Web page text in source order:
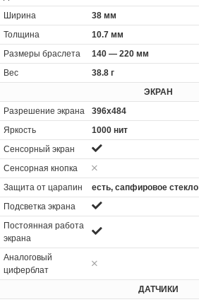
Ширина
38 мм
Толщина
10.7 мм
Размеры браслета
140 — 220 мм
Вес
38.8 г
ЭКРАН
Разрешение экрана
396x484
Яркость
1000 нит
Сенсорный экран
Сенсорная кнопка
Защита от царапин
есть, сапфировое стекло
Подсветка экрана
Постоянная работа
экрана
Аналоговый
циферблат
ДАТЧИКИ